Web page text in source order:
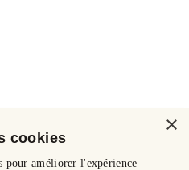
×
cookies
pour améliorer l'expérience